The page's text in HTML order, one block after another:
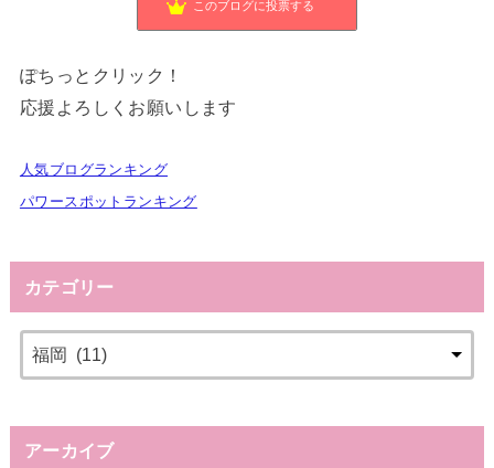
このブログに投票する
ぽちっとクリック！
応援よろしくお願いします
人気ブログランキング
パワースポットランキング
カテゴリー
アーカイブ